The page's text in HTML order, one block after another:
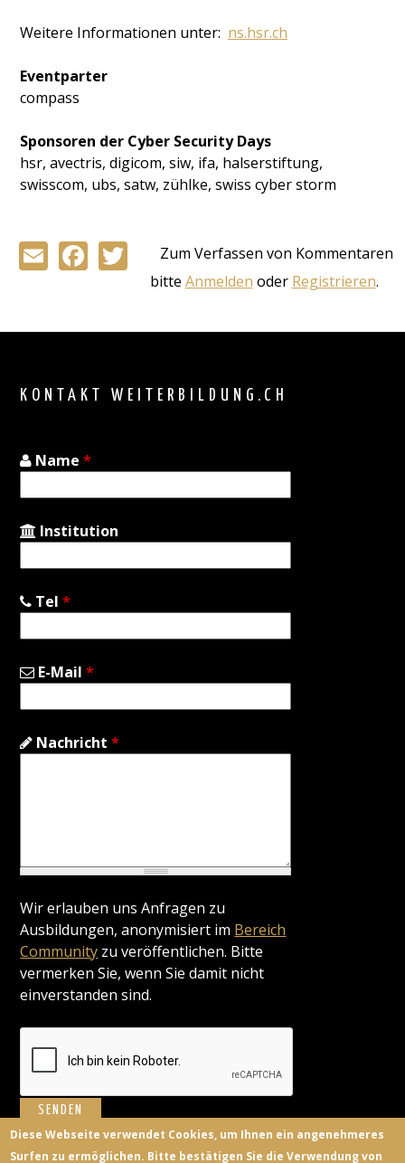
Weitere Informationen unter: ns.hsr.ch
Eventparter
compass
Sponsoren der Cyber Security Days
hsr, avectris, digicom, siw, ifa, halserstiftung,
swisscom, ubs, satw, zühlke, swiss cyber storm
EmailFacebook
Twitter
Zum Verfassen von Kommentaren
bitte Anmelden oder Registrieren.
KONTAKT WEITERBILDUNG.CH
Name*
Institution
Tel*
E-Mail*
Nachricht*
Wir erlauben uns Anfragen zu
Ausbildungen, anonymisiert im Bereich
Community zu veröffentlichen. Bitte
vermerken Sie, wenn Sie damit nicht
einverstanden sind.
Diese Webseite verwendet Cookies, um Ihnen ein angenehmeres
Surfen zu ermöglichen. Bitte bestätigen Sie die Verwendung von